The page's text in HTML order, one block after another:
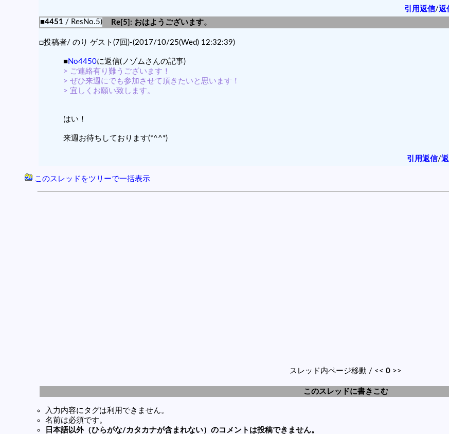
引用返信/返
■4451 / ResNo.5)
Re[5]: おはようございます。
□投稿者/ のり ゲスト(7回)-(2017/10/25(Wed) 12:32:39)
■No4450に返信(ノゾムさんの記事)
> ご連絡有り難うございます！
> ぜひ来週にでも参加させて頂きたいと思います！
> 宜しくお願い致します。
はい！
来週お待ちしております(*^^*)
引用返信/
このスレッドをツリーで一括表示
スレッド内ページ移動 / << 0 >>
このスレッドに書きこむ
入力内容にタグは利用できません。
名前は必須です。
日本語以外（ひらがな/カタカナが含まれない）のコメントは投稿できません。